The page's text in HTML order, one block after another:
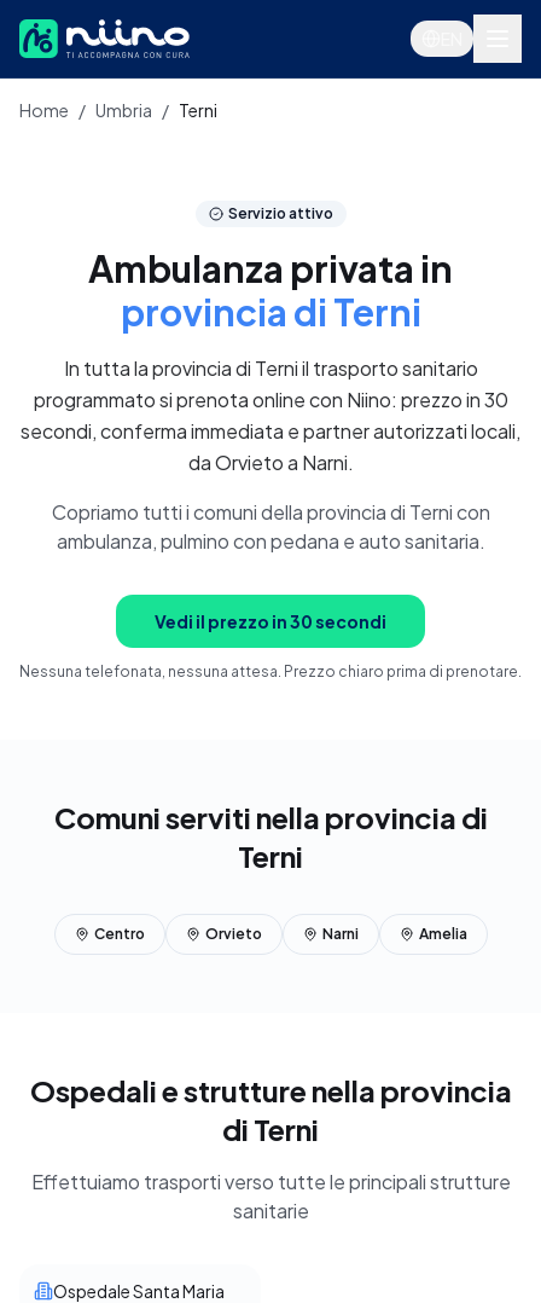
Home / Umbria / Terni
Servizio attivo
Ambulanza privata in
provincia di Terni
In tutta la provincia di Terni il trasporto sanitario
programmato si prenota online con Niino: prezzo in 30
secondi, conferma immediata e partner autorizzati locali,
da Orvieto a Narni.
Copriamo tutti i comuni della provincia di Terni con
ambulanza, pulmino con pedana e auto sanitaria.
Vedi il prezzo in 30 secondi
Nessuna telefonata, nessuna attesa. Prezzo chiaro prima di prenotare.
Comuni serviti nella provincia di
Terni
Centro Orvieto Narni Amelia
Ospedali e strutture nella provincia
di Terni
Effettuiamo trasporti verso tutte le principali strutture
sanitarie
Ospedale Santa Maria